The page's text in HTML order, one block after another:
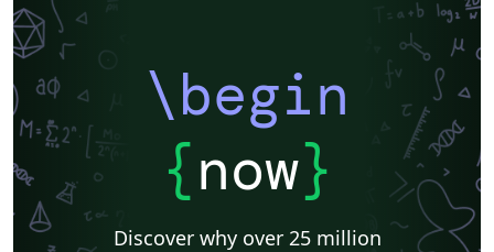
\begin
{now}
Discover why over 25 million